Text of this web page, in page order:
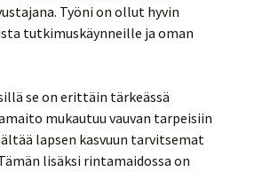
Työni on ollut hyvin
tutkimuskäynneille ja oman
se on erittäin tärkeässä
mukautuu vauvan tarpeisiin
lapsen kasvuun tarvitsemat
lisäksi rintamaidossa on